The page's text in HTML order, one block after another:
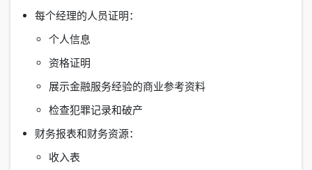
每个经理的人员证明：
个人信息
资格证明
展示金融服务经验的商业参考资料
检查犯罪记录和破产
财务报表和财务资源：
收入表